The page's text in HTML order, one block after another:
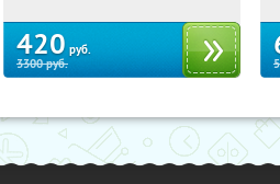
420 руб.
3300руб.